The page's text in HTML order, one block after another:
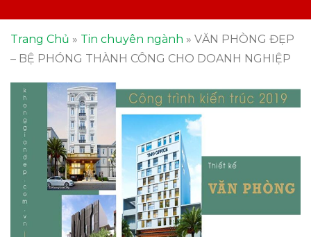
Trang Chủ » Tin chuyên ngành » VĂN PHÒNG ĐẸP
– BỆ PHÓNG THÀNH CÔNG CHO DOANH NGHIỆP